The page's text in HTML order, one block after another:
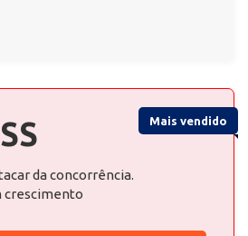
Mais vendido
da concorrência.
crescimento